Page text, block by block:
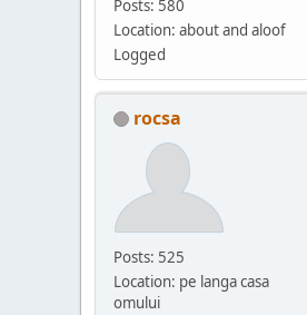
Posts: 580
Location: about and aloof
Logged
rocsa
Posts: 525
Location: pe langa casa
omului